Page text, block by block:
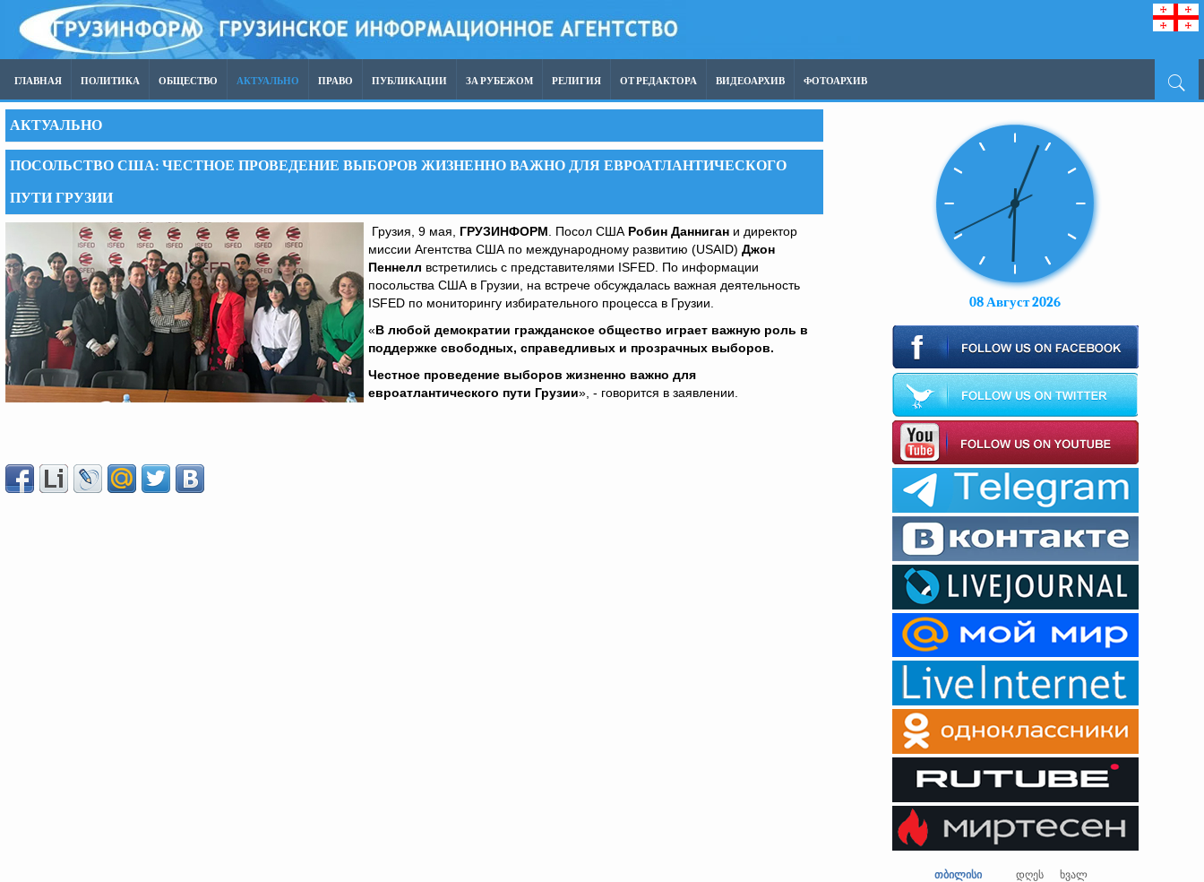
ГЛАВНАЯ ПОЛИТИКА ОБЩЕСТВО АКТУАЛЬНО ПРАВО ПУБЛИКАЦИИ ЗА РУБЕЖОМ РЕЛИГИЯ ОТ РЕДАКТОРА ВИДЕОАРХИВ ФОТОАРХИВ
АКТУАЛЬНО
ПОСОЛЬСТВО США: ЧЕСТНОЕ ПРОВЕДЕНИЕ ВЫБОРОВ ЖИЗНЕННО ВАЖНО ДЛЯ ЕВРОАТЛАНТИЧЕСКОГО
ПУТИ ГРУЗИИ
Грузия, 9 мая, ГРУЗИНФОРМ . Посол США Робин Данниган и директор
миссии Агентства США по международному развитию (USAID) Джон
Пеннелл встретились с представителями ISFED. По информации
посольства США в Грузии, на встрече обсуждалась важная деятельность
ISFED по мониторингу избирательного процесса в Грузии.
«В любой демократии гражданское общество играет важную роль в
поддержке свободных, справедливых и прозрачных выборов.
Честное проведение выборов жизненно важно для
евроатлантического пути Грузии», - говорится в заявлении.
08 Август 2026
თბილისი დღეს
ხვალ